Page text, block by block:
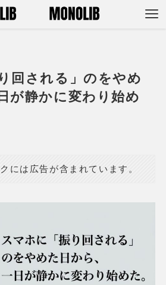
回される」のをやめ
が静かに変わり始め
には広告が含まれています。